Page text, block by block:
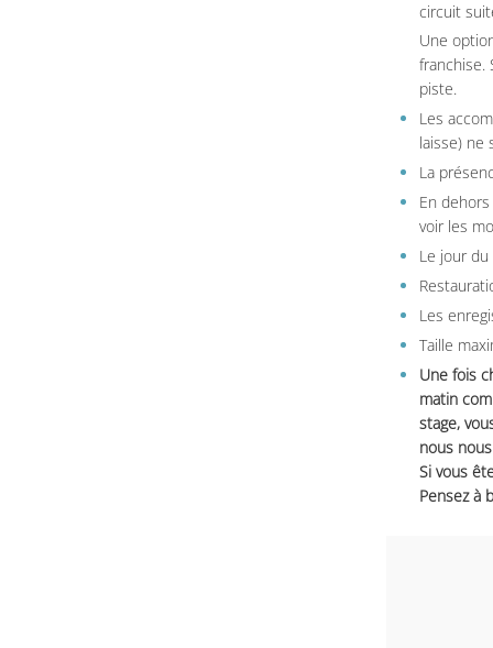
circuit
Une
franchise.
piste.
Les
laisse) ne
La
En
voir les
Le jour
Les
Taille
Une fois
matin
stage,
nous
Si vous
Pensez à